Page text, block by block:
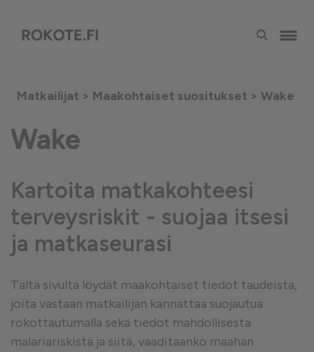
Matkailijat > Maakohtaiset suositukset > Wake
Wake
Kartoita matkakohteesi
terveysriskit - suojaa itsesi
ja matkaseurasi
Tältä sivulta löydät maakohtaiset tiedot taudeista,
joita vastaan matkailijan kannattaa suojautua
rokottautumalla sekä tiedot mahdollisesta
malariariskistä ja siitä, vaaditaanko maahan